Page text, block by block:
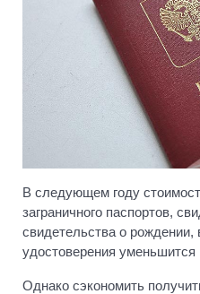
В следующем году
заграничного паспортов,
свидетельства о рождении,
удостоверения уменьшится
Однако сэкономить